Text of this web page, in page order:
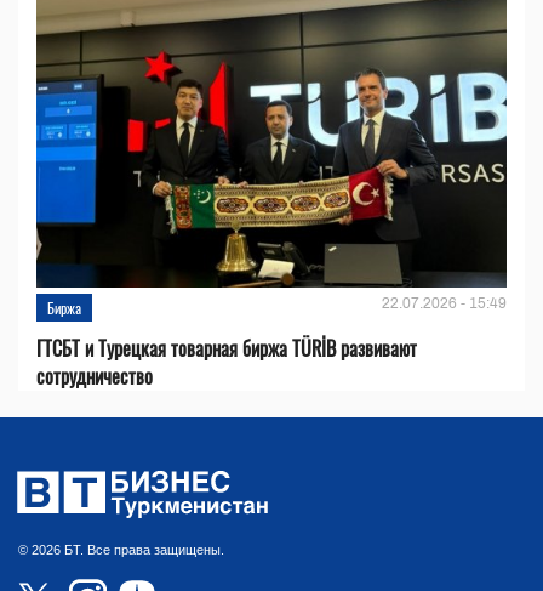
Биржа 22.07.2026 - 15:49
ГТСБТ и Турецкая товарная биржа TÜRİB развивают
сотрудничество
© 2026 БТ. Все права защищены.